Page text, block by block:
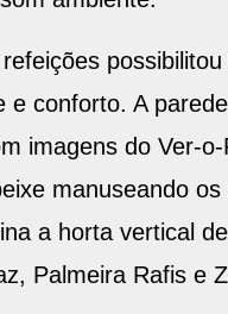
e conforto. A
imagens do Ver-
manuseando
a horta vertical
Palmeira Rafis e